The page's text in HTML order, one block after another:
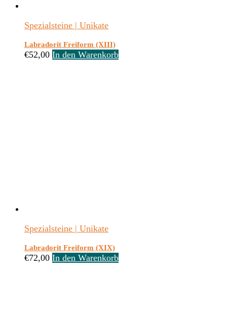
Spezialsteine | Unikate
Labradorit Freiform (XIII)
€52,00 In den Warenkorb
Spezialsteine | Unikate
Labradorit Freiform (XIX)
€72,00 In den Warenkorb